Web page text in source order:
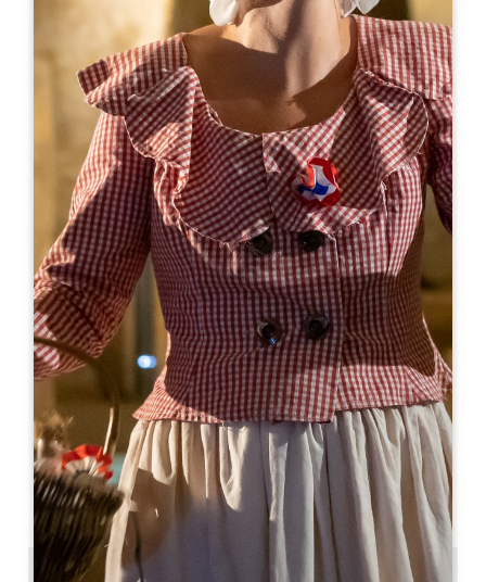
Van
19€
Oenanim - VigneSens
Château Balestard La Tonnelle - Salle Voûtée
33330 SAINT-ÉMILION
06 31 82 43 66
06 31 82 43 66
contact@oenanim.fr
Capaciteit U-vormige kamer : 200
Theatercapaciteit : 200
Capaciteit woonruimte : 200
OPENINGSMAAND
F M A M J J A S O N D
OPENINGSDAGEN
M
AM
D
PM
W
AM
PM
D
PM
Z
AM
PM